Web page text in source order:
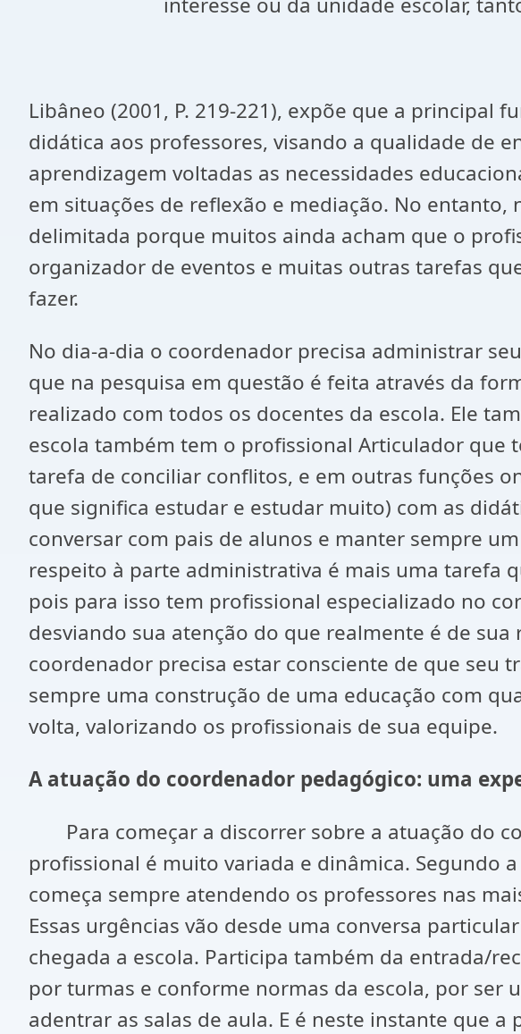
Libâneo (2001, P. 219-221), expõe que a principal
didática aos professores, visando a qualidade de
aprendizagem voltadas as necessidades
em situações de reflexão e mediação. No
delimitada porque muitos ainda acham que o
organizador de eventos e muitas outras tarefas
fazer.
No dia-a-dia o coordenador precisa administrar
que na pesquisa em questão é feita através da
realizado com todos os docentes da escola. Ele
escola também tem o profissional Articulador
tarefa de conciliar conflitos, e em outras funções
que significa estudar e estudar muito) com as
conversar com pais de alunos e manter sempre
respeito à parte administrativa é mais uma tarefa
pois para isso tem profissional especializado no
desviando sua atenção do que realmente é de
coordenador precisa estar consciente de que seu
sempre uma construção de uma educação com
volta, valorizando os profissionais de sua equipe.
A atuação do coordenador pedagógico: uma
Para começar a discorrer sobre a atuação do
profissional é muito variada e dinâmica. Segundo
começa sempre atendendo os professores nas
Essas urgências vão desde uma conversa
chegada a escola. Participa também da entrada/
por turmas e conforme normas da escola, por ser
adentrar as salas de aula. E é neste instante que